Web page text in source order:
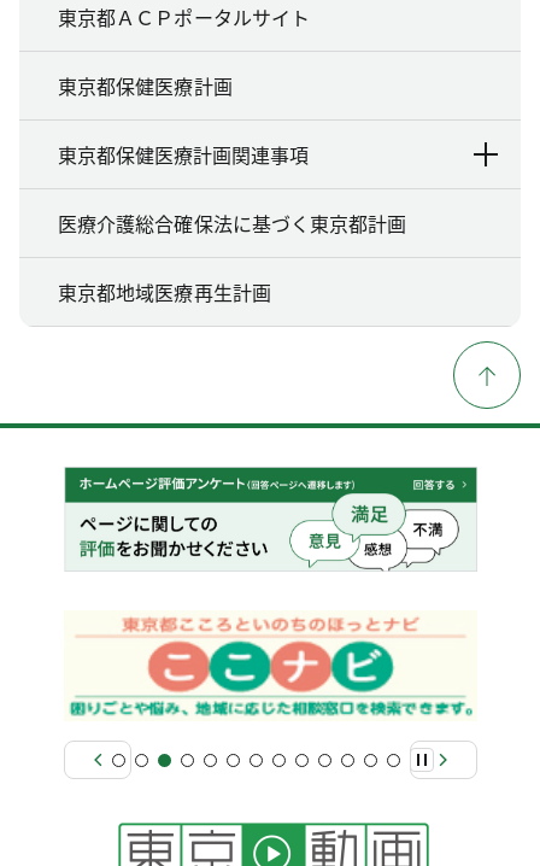
東京都ＡＣＰポータルサイト
東京都保健医療計画
東京都保健医療計画関連事項
医療介護総合確保法に基づく東京都計画
東京都地域医療再生計画